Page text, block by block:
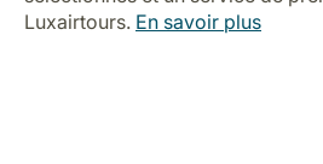
Luxairtours. En savoir plus